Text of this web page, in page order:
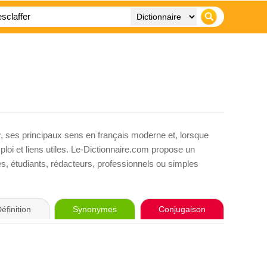
, ses principaux sens en français moderne et, lorsque
et liens utiles. Le-Dictionnaire.com propose un
étudiants, rédacteurs, professionnels ou simples
Synonymes Conjugaison